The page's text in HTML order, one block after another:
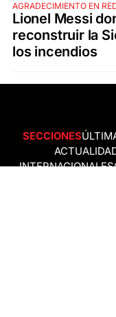
AGRADECIMIENTO EN
Lionel Messi
reconstruir la
los incendios
SECCIONES
INTERNACIONALES